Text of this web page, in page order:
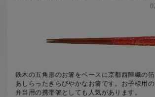
鉄木の五角形のお箸をベースに京都西陣織の
あしらったきらびやかなお箸です。お子様用の
弁当用の携帯箸としても人気があります。